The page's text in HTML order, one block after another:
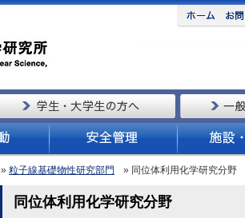
» 粒子線基礎物性研究部門 » 同位体利用化学研究分野
同位体利用化学研究分野